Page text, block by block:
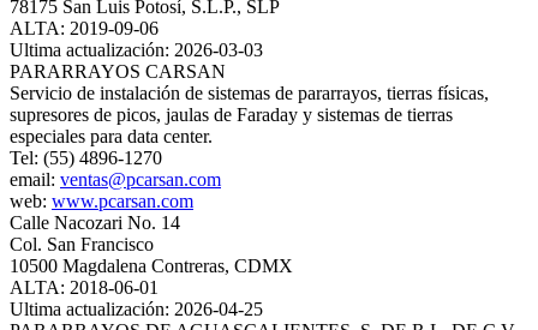
78175 San Luis Potosí, S.L.P., SLP
ALTA: 2019-09-06
Ultima actualización: 2026-03-03
PARARRAYOS CARSAN
Servicio de instalación de sistemas de pararrayos, tierras físicas,
supresores de picos, jaulas de Faraday y sistemas de tierras
especiales para data center.
Tel: (55) 4896-1270
email: ventas@pcarsan.com
web: www.pcarsan.com
Calle Nacozari No. 14
Col. San Francisco
10500 Magdalena Contreras, CDMX
ALTA: 2018-06-01
Ultima actualización: 2026-04-25